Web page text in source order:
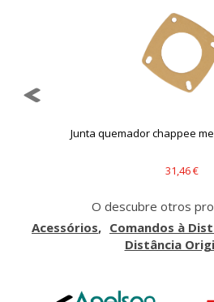
Junta quemador chappee
31,46 €
O descubre otros
Acessórios
Comandos à
Distância